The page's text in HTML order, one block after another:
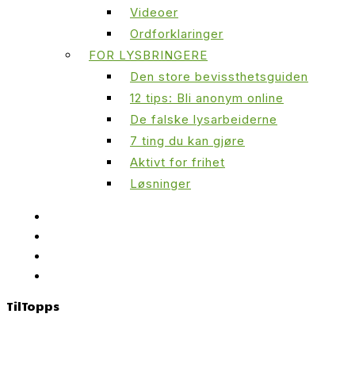
Videoer
Ordforklaringer
FOR LYSBRINGERE
Den store bevissthetsguiden
12 tips: Bli anonym online
De falske lysarbeiderne
7 ting du kan gjøre
Aktivt for frihet
Løsninger
TilTopps